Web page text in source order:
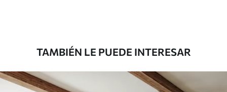
Vinilo Premium
175.00105.00S/m²
TAMBIÉN LE PUEDE INTERESAR